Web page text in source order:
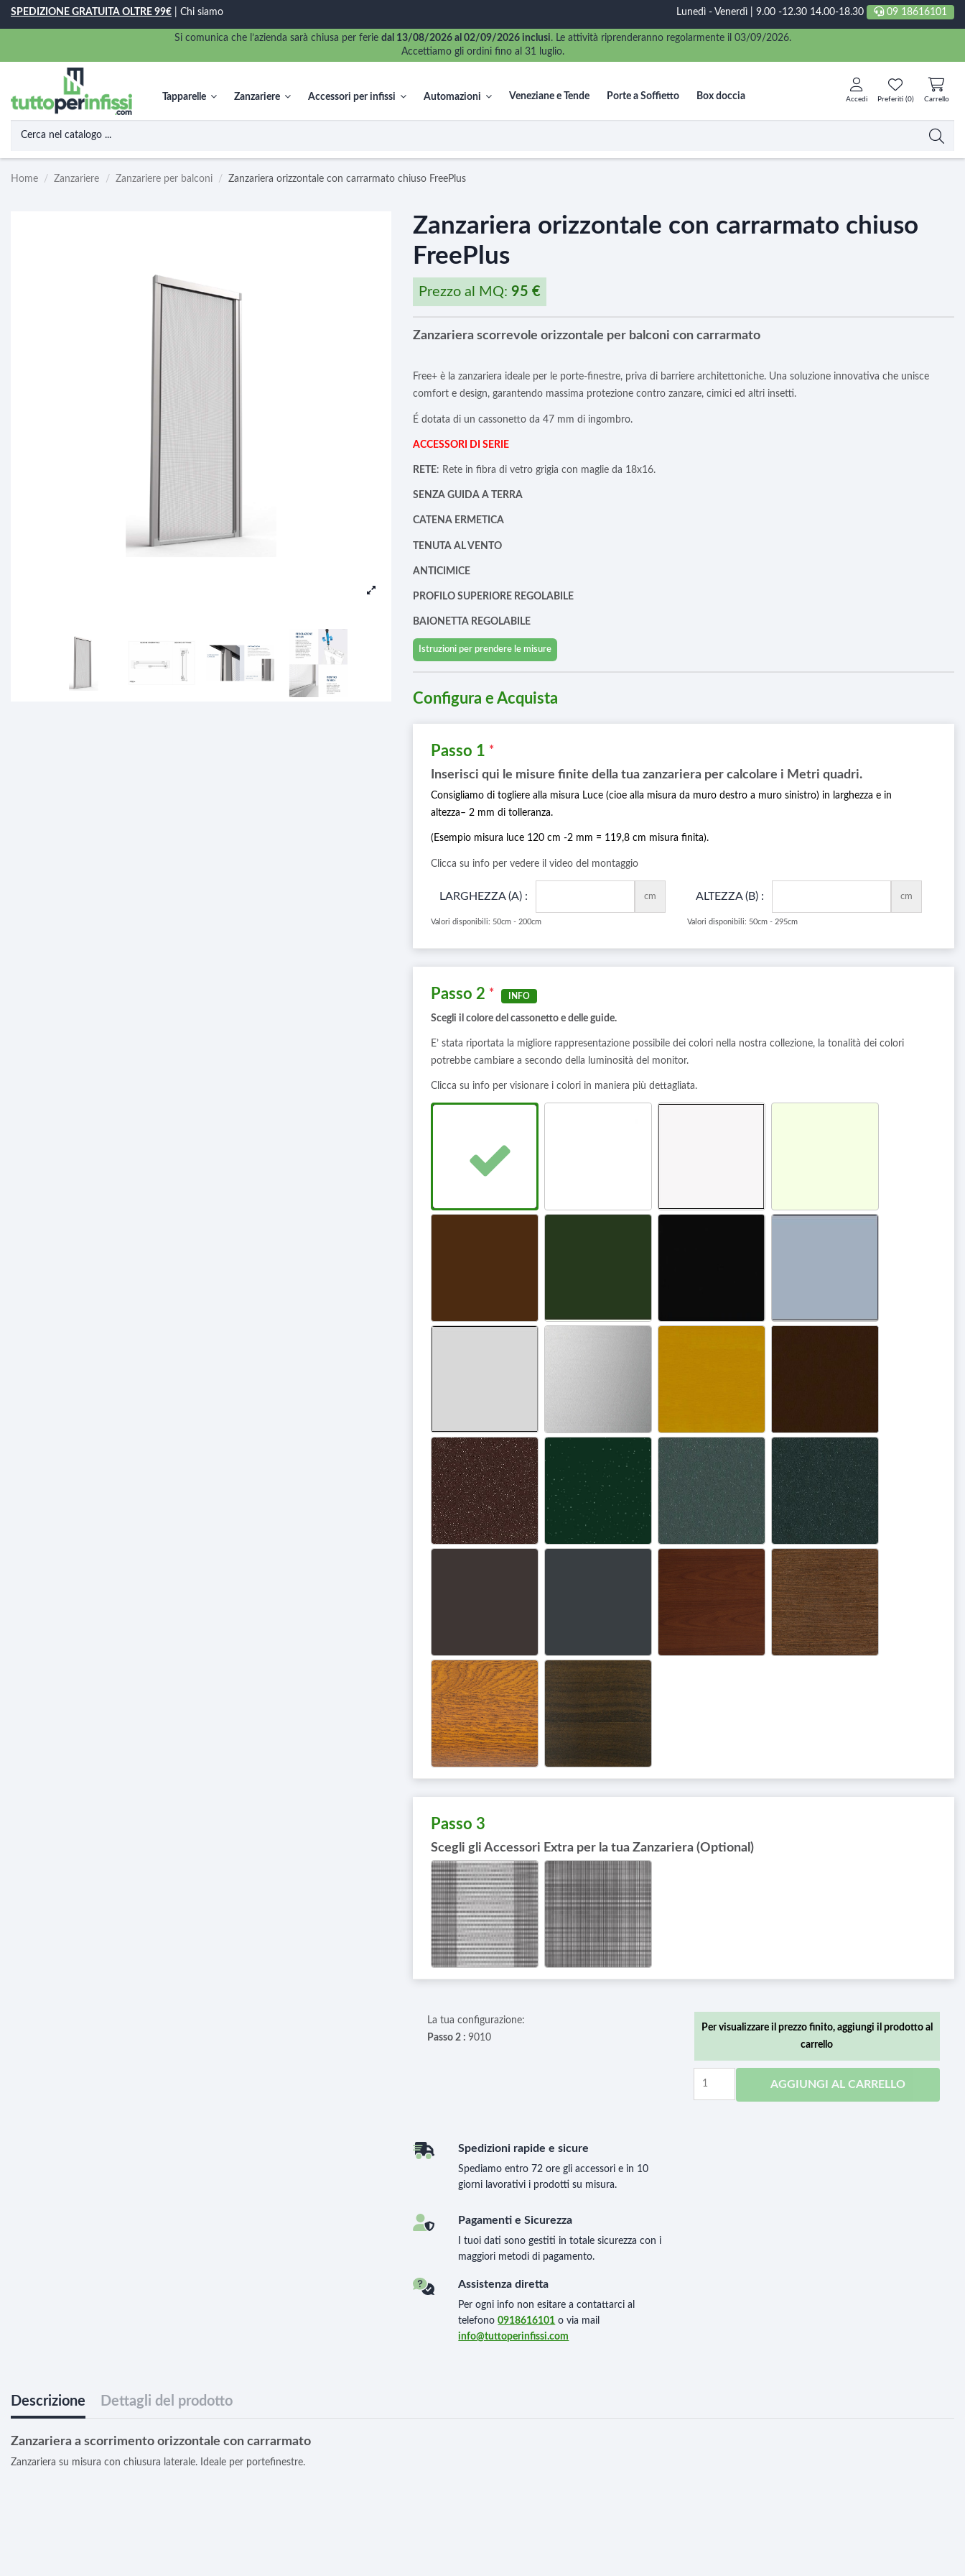
SPEDIZIONE GRATUITA OLTRE 99€ Chi siamo Lunedì - Venerdì | 9.00 -12.30 14.00-18.30 09 18616101
Si comunica che l’azienda sarà chiusa per ferie dal 13/08/2026 al 02/09/2026 inclusi. Le attività riprenderanno regolarmente il 03/09/2026.
Accettiamo gli ordini fino al 31 luglio.
Tapparelle Zanzariere Accessori per infissi Automazioni Veneziane e Tende Porte a Soffietto Box doccia Accedi Preferiti (0) Carrello
Home Zanzariere Zanzariere per balconi Zanzariera orizzontale con carrarmato chiuso FreePlus
Zanzariera orizzontale con carrarmato chiuso
FreePlus
Prezzo al MQ: 95 €
Zanzariera scorrevole orizzontale per balconi con carrarmato
Free+ è la zanzariera ideale per le porte-finestre, priva di barriere architettoniche. Una soluzione innovativa che unisce
comfort e design, garantendo massima protezione contro zanzare, cimici ed altri insetti.
É dotata di un cassonetto da 47 mm di ingombro.
ACCESSORI DI SERIE
RETE: Rete in fibra di vetro grigia con maglie da 18x16.
SENZA GUIDA A TERRA
CATENA ERMETICA
TENUTA AL VENTO
ANTICIMICE
PROFILO SUPERIORE REGOLABILE
BAIONETTA REGOLABILE
Istruzioni per prendere le misure
Configura e Acquista
Passo 1 *
Inserisci qui le misure finite della tua zanzariera per calcolare i Metri quadri.
Consigliamo di togliere alla misura Luce (cioe alla misura da muro destro a muro sinistro) in larghezza e in
altezza– 2 mm di tolleranza.
(Esempio misura luce 120 cm -2 mm = 119,8 cm misura finita).
Clicca su info per vedere il video del montaggio
LARGHEZZA (A) : cm
Valori disponibili: 50cm - 200cm
ALTEZZA (B) : cm
Valori disponibili: 50cm - 295cm
Passo 2 * INFO
Scegli il colore del cassonetto e delle guide.
E’ stata riportata la migliore rappresentazione possibile dei colori nella nostra collezione, la tonalità dei colori
potrebbe cambiare a secondo della luminosità del monitor.
Clicca su info per visionare i colori in maniera più dettagliata.
Passo 3
Scegli gli Accessori Extra per la tua Zanzariera (Optional)
La tua configurazione:
Passo 2 : 9010
Per visualizzare il prezzo finito, aggiungi il prodotto al
carrello
AGGIUNGI AL CARRELLO
Spedizioni rapide e sicure
Spediamo entro 72 ore gli accessori e in 10
giorni lavorativi i prodotti su misura.
Pagamenti e Sicurezza
I tuoi dati sono gestiti in totale sicurezza con i
maggiori metodi di pagamento.
Assistenza diretta
Per ogni info non esitare a contattarci al
telefono0918616101 o via mail
info@tuttoperinfissi.com
Descrizione Dettagli del prodotto
Zanzariera a scorrimento orizzontale con carrarmato
Zanzariera su misura con chiusura laterale. Ideale per portefinestre.